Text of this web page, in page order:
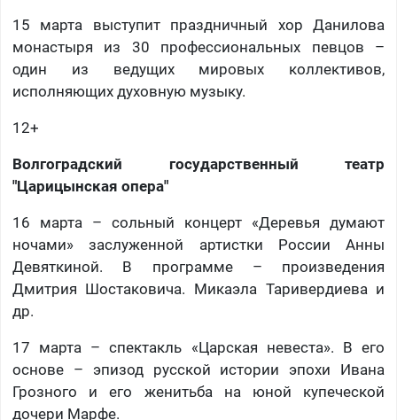
15 марта выступит праздничный хор Данилова
монастыря из 30 профессиональных певцов –
один из ведущих мировых коллективов,
исполняющих духовную музыку.
12+
Волгоградский государственный театр
"Царицынская опера"
16 марта – сольный концерт «Деревья думают
ночами» заслуженной артистки России Анны
Девяткиной. В программе – произведения
Дмитрия Шостаковича. Микаэла Таривердиева и
др.
17 марта – спектакль «Царская невеста». В его
основе – эпизод русской истории эпохи Ивана
Грозного и его женитьба на юной купеческой
дочери Марфе.